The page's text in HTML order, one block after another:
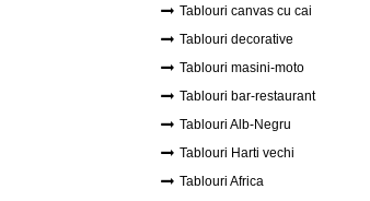
Tablouri canvas cu cai
Tablouri decorative
Tablouri masini-moto
Tablouri bar-restaurant
Tablouri Alb-Negru
Tablouri Harti vechi
Tablouri Africa